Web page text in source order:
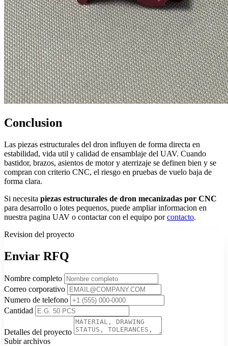
Conclusion
Las piezas estructurales del dron influyen de forma directa en
estabilidad, vida util y calidad de ensamblaje del UAV. Cuando
bastidor, brazos, asientos de motor y aterrizaje se definen bien y se
compran con criterio CNC, el riesgo en pruebas de vuelo baja de
forma clara.
Si necesita piezas estructurales de dron mecanizadas por CNC
para desarrollo o lotes pequenos, puede ampliar informacion en
nuestra pagina UAV o contactar con el equipo porcontacto.
Revision del proyecto
Enviar RFQ
Nombre completo
Correo corporativo
Numero de telefono
Cantidad
Detalles del proyecto
Subir archivos